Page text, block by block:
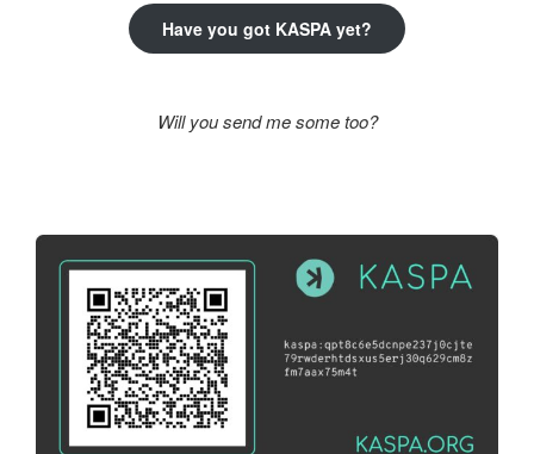
Have you got KASPA yet?
Will you send me some too?